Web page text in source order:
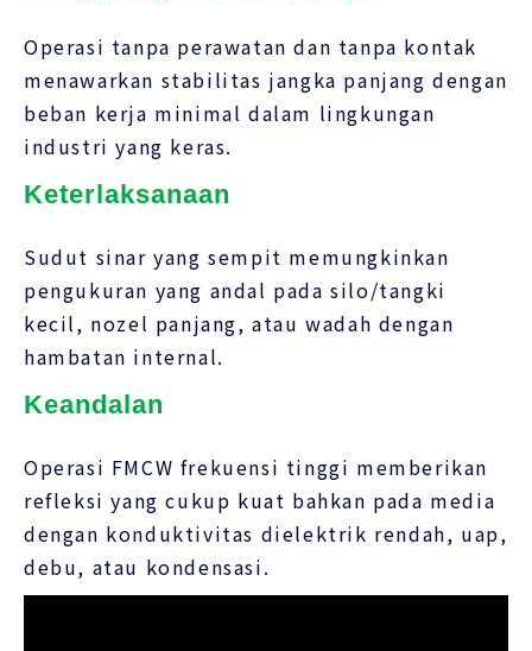
Operasi tanpa perawatan dan tanpa kontak
menawarkan stabilitas jangka panjang dengan
beban kerja minimal dalam lingkungan
industri yang keras.
Keterlaksanaan
Sudut sinar yang sempit memungkinkan
pengukuran yang andal pada silo/tangki
kecil, nozel panjang, atau wadah dengan
hambatan internal.
Keandalan
Operasi FMCW frekuensi tinggi memberikan
refleksi yang cukup kuat bahkan pada media
dengan konduktivitas dielektrik rendah, uap,
debu, atau kondensasi.